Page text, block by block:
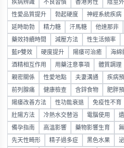
疾病辨識 不良習慣 香港男性 陰莖
性愛品質提升 勃起硬度 神經系統疾病
延時助勃 精力糖 汗馬糖 他達那非
藥效持續時間 減壓方法 性生活頻率
藍P雙效 硬度提升 陽痿可治癒 海綿
酒精相互作用 用藥注意事項 體質調理
親密關係 性愛地點 夫妻溝通 疾病
前列腺痛 健康檢查 含鋅食物 肥胖
陽痿改善方法 性功能衰退 免疫性不育
壯陽方法 冷熱水交替浴 電腦使用
備孕指南 高溫影響 藥物影響生育
先天性畸形 精子過多症 黑色水果